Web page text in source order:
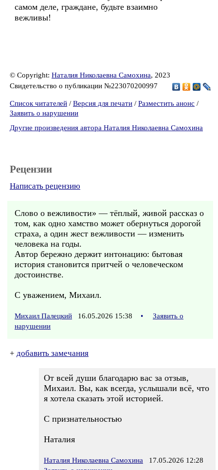
самом деле, граждане, будьте взаимно
вежливы!
© Copyright: Наталия Николаевна Самохина, 2023
Свидетельство о публикации №223070200997
Список читателей / Версия для печати / Разместить анонс /
Заявить о нарушении
Другие произведения автора Наталия Николаевна Самохина
Рецензии
Написать рецензию
Слово о вежливости» — тёплый, живой рассказ о
том, как одно хамство может обернуться дорогой
страха, а один жест вежливости — изменить
человека на годы.
Автор бережно держит интонацию: бытовая
история становится притчей о человеческом
достоинстве.
С уважением, Михаил.
Михаил Палецкий 16.05.2026 15:38 •
Заявить о
нарушении
+ добавить замечания
От всей души благодарю вас за отзыв,
Михаил. Вы, как всегда, услышали всё, что
я хотела сказать этой историей.
С признательностью
Наталия
Наталия Николаевна Самохина 17.05.2026 12:28